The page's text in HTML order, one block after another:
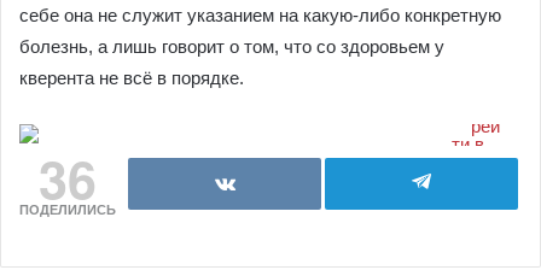
себе она не служит указанием на какую-либо конкретную
болезнь, а лишь говорит о том, что со здоровьем у
кверента не всё в порядке.
36
ПОДЕЛИЛИСЬ